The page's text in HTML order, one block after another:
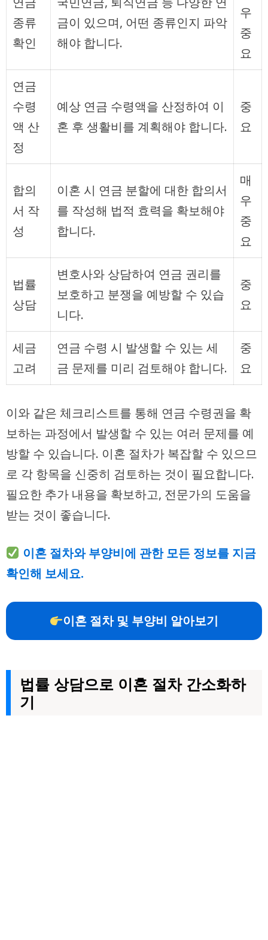
종류
확인
금이 있으며, 어떤 종류인지 파악
해야 합니다.
우
중
요
연금
수령
액 산
정
예상 연금 수령액을 산정하여 이
혼 후 생활비를 계획해야 합니다.
중
요
합의
서 작
성
이혼 시 연금 분할에 대한 합의서
를 작성해 법적 효력을 확보해야
합니다.
매
우
중
요
법률
상담
변호사와 상담하여 연금 권리를
보호하고 분쟁을 예방할 수 있습
니다.
중
요
세금
고려
연금 수령 시 발생할 수 있는 세
금 문제를 미리 검토해야 합니다.
중
요
이와 같은 체크리스트를 통해 연금 수령권을 확
보하는 과정에서 발생할 수 있는 여러 문제를 예
방할 수 있습니다. 이혼 절차가 복잡할 수 있으므
로 각 항목을 신중히 검토하는 것이 필요합니다.
필요한 추가 내용을 확보하고, 전문가의 도움을
받는 것이 좋습니다.
이혼 절차와 부양비에 관한 모든 정보를 지금
확인해 보세요.
이혼 절차 및 부양비 알아보기
법률 상담으로 이혼 절차 간소화하
기